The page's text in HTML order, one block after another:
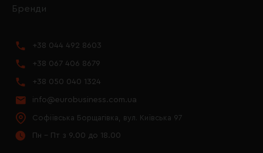
Бренди
+38 044 492 8603
+38 067 406 8679
+38 050 040 1324
info@eurobusiness.com.ua
Софіївська Борщагівка, вул. Київська 97
Пн - Пт з 9.00 до 18.00